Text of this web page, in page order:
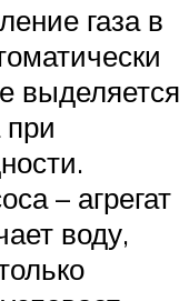
газа в
выделяется
– агрегат
воду,